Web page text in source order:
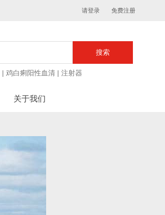
请登录 免费注册
| 鸡白痢阳性血清 | 注射器
关于我们